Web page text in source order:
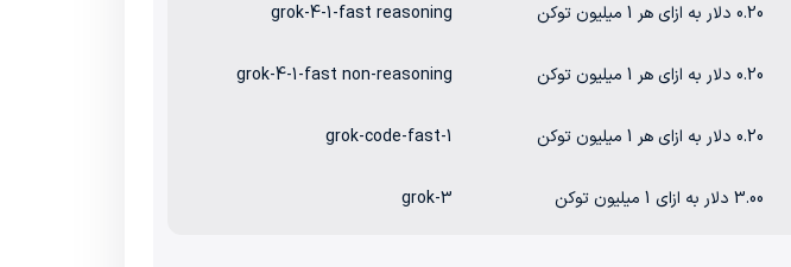
0.20 دلار به ازای هر 1 میلیون توکن grok-4-1-fast reasoning
0.20 دلار به ازای هر 1 میلیون توکن grok-4-1-fast non-reasoning
0.20 دلار به ازای هر 1 میلیون توکن grok-code-fast-1
3.00 دلار به ازای 1 میلیون توکن grok-3